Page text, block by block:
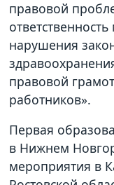
правовой
нарушения
правовой
работников».
Первая
в Нижнем
мероприятия в